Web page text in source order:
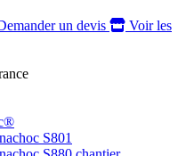
un devis
Voir les
S801